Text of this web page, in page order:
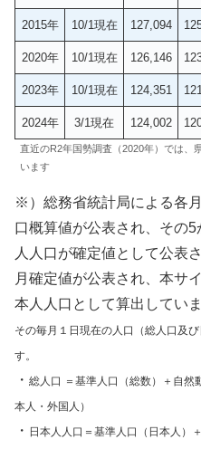
2015年 10/1現在 127,094
2020年 10/1現在 126,146
2023年 10/1現在 124,351
2024年 3/1現在 124,002
直近のR2年国勢調査（2020年）では、
います
※）総務省統計局による各
口概算値が公表され、その
人人口が確定値として公表
月確定値が公表され、本サ
本人人口として算出していま
その毎月１日現在の人口（総人口及
す。
・ 総人口 ＝基準人口（総数）＋自然
本人・外国人）
・ 日本人人口＝基準人口（日本人）